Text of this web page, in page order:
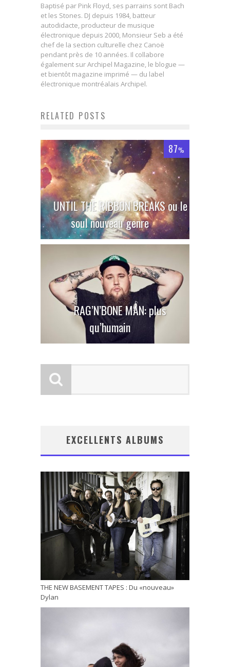
Baptisé par Pink Floyd, ses parrains sont Bach
et les Stones. DJ depuis 1984, batteur
autodidacte, producteur de musique
électronique depuis 2000, Monsieur Seb a été
chef de la section culturelle chez Canoë
pendant près de 10 années. Il collabore
également sur Archipel Magazine, le blogue —
et bientôt magazine imprimé — du label
électronique montréalais Archipel.
RELATED POSTS
87%
UNTIL THE RIBBON BREAKS ou le
soul nouveau genre
RAG’N’BONE MAN: plus
qu’humain
EXCELLENTS ALBUMS
THE NEW BASEMENT TAPES : Du «nouveau»
Dylan